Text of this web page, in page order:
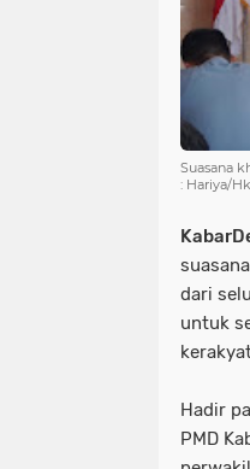
Suasana
: Hariya/
dari
untuk
Hadir
PMD